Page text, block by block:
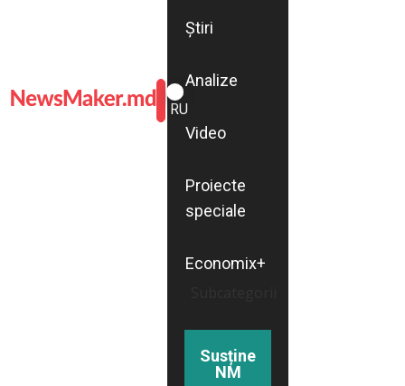
ROMÂNĂ
RU
Știri
Analize
Video
Proiecte
speciale
Economix+
Susține
NM